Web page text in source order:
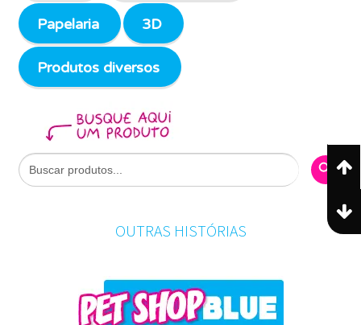
Papelaria 3D
Produtos diversos
Search
for:
OUTRAS HISTÓRIAS